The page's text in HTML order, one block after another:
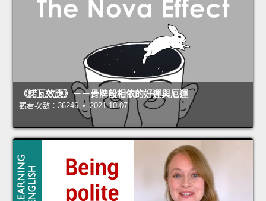
《諾瓦效應》－－骨牌般相依的好運與厄運
觀看次數：36246 • 2021-10-07